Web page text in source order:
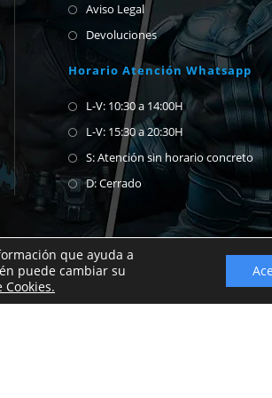
para preguntar.
Aviso Legal
Devoluciones
Horario Atención Whatsapp
L-V: 10:30 a 14:00H
L-V: 15:30 a 20:30H
S: Atención sin horario concreto
D: Cerrado
y Cómics 2026
que ayuda a
puede cambiar su
Cookies.